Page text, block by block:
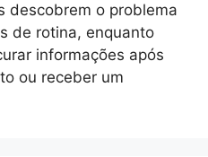
descobrem o problema
de rotina, enquanto
informações após
ou receber um